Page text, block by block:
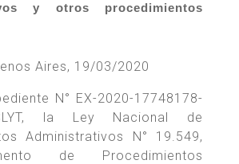
y otros procedimientos
Aires, 19/03/2020
N° EX-2020-17748178-
la Ley Nacional de
Administrativos N° 19.549,
de Procedimientos